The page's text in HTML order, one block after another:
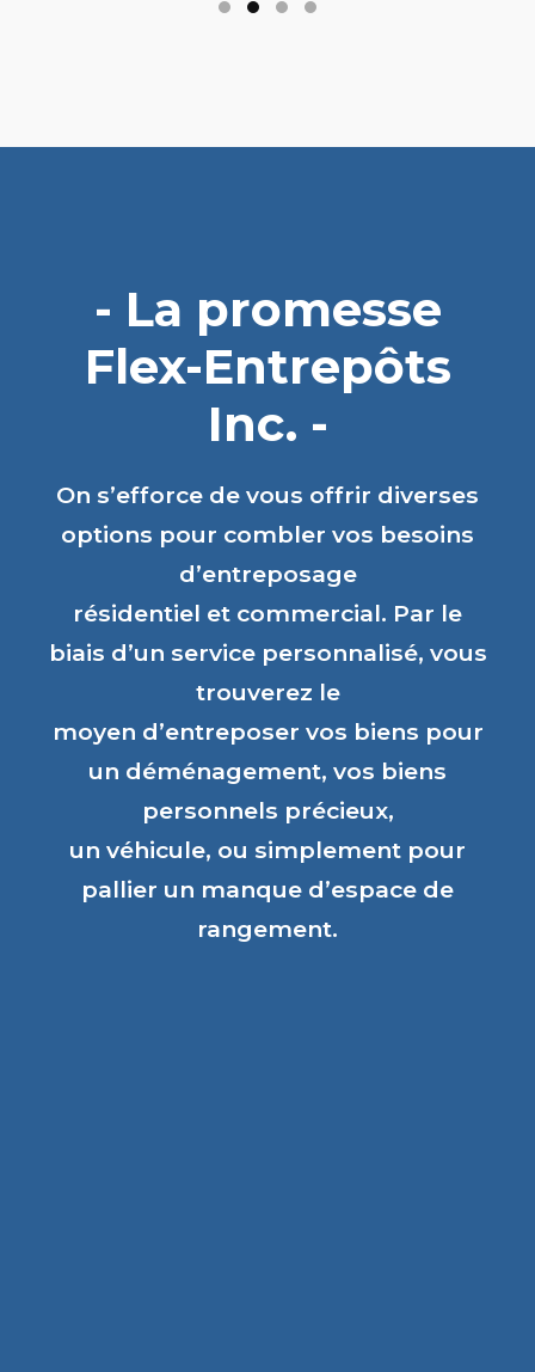
- La promesse
Flex-Entrepôts
Inc. -
On s’efforce de vous offrir diverses
options pour combler vos besoins
d’entreposage
résidentiel et commercial. Par le
biais d’un service personnalisé, vous
trouverez le
moyen d’entreposer vos biens pour
un déménagement, vos biens
personnels précieux,
un véhicule, ou simplement pour
pallier un manque d’espace de
rangement.